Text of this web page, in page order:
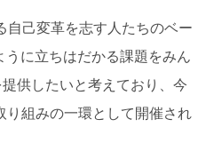
自己変革を志す人たちのベー
に立ちはだかる課題をみん
供したいと考えており、今
組みの一環として開催され